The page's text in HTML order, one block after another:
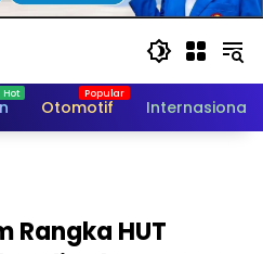
Otomotif Internasional
Rangka HUT